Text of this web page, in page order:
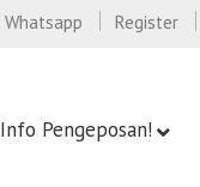
Whatsapp Register
Info Pengeposan!